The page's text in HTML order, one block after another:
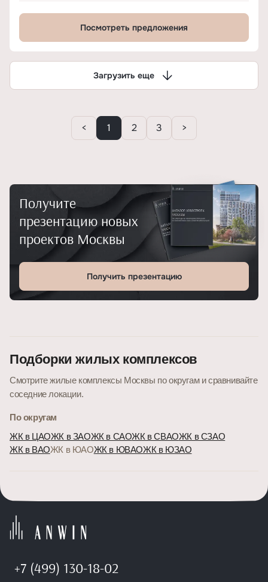
Посмотреть предложения
Загрузить еще
< 1 2 3 >
Получите
презентацию новых
проектов Москвы
Получить презентацию
Подборки жилых комплексов
Смотрите жилые комплексы Москвы по округам и сравнивайте
соседние локации.
По округам
ЖК в ЦАОЖК в ЗАОЖК в САОЖК в СВАОЖК в СЗАО
ЖК в ВАОЖК в ЮАОЖК в ЮВАОЖК в ЮЗАО
+7 (499) 130-18-02